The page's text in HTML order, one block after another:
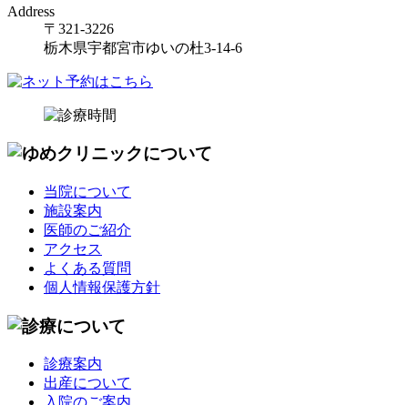
Address
〒321-3226
栃木県宇都宮市ゆいの杜3-14-6
当院について
施設案内
医師のご紹介
アクセス
よくある質問
個人情報保護方針
診療案内
出産について